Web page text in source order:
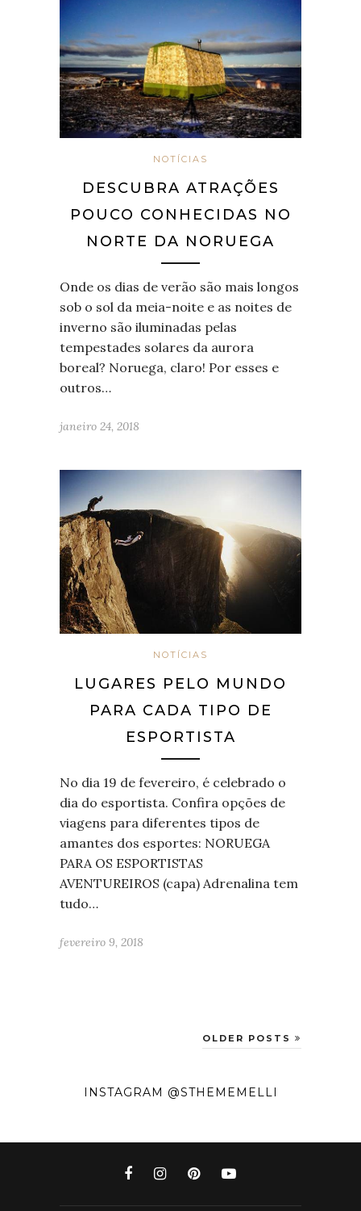
NOTÍCIAS
DESCUBRA ATRAÇÕES
POUCO CONHECIDAS NO
NORTE DA NORUEGA
Onde os dias de verão são mais longos
sob o sol da meia-noite e as noites de
inverno são iluminadas pelas
tempestades solares da aurora
boreal? Noruega, claro! Por esses e
outros…
janeiro 24, 2018
NOTÍCIAS
LUGARES PELO MUNDO
PARA CADA TIPO DE
ESPORTISTA
No dia 19 de fevereiro, é celebrado o
dia do esportista. Confira opções de
viagens para diferentes tipos de
amantes dos esportes: NORUEGA
PARA OS ESPORTISTAS
AVENTUREIROS (capa) Adrenalina tem
tudo…
fevereiro 9, 2018
OLDER POSTS
INSTAGRAM @STHEMEMELLI